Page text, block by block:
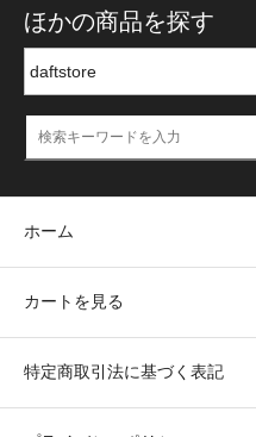
ほかの商品を探す
ホーム
カートを見る
特定商取引法に基づく表記